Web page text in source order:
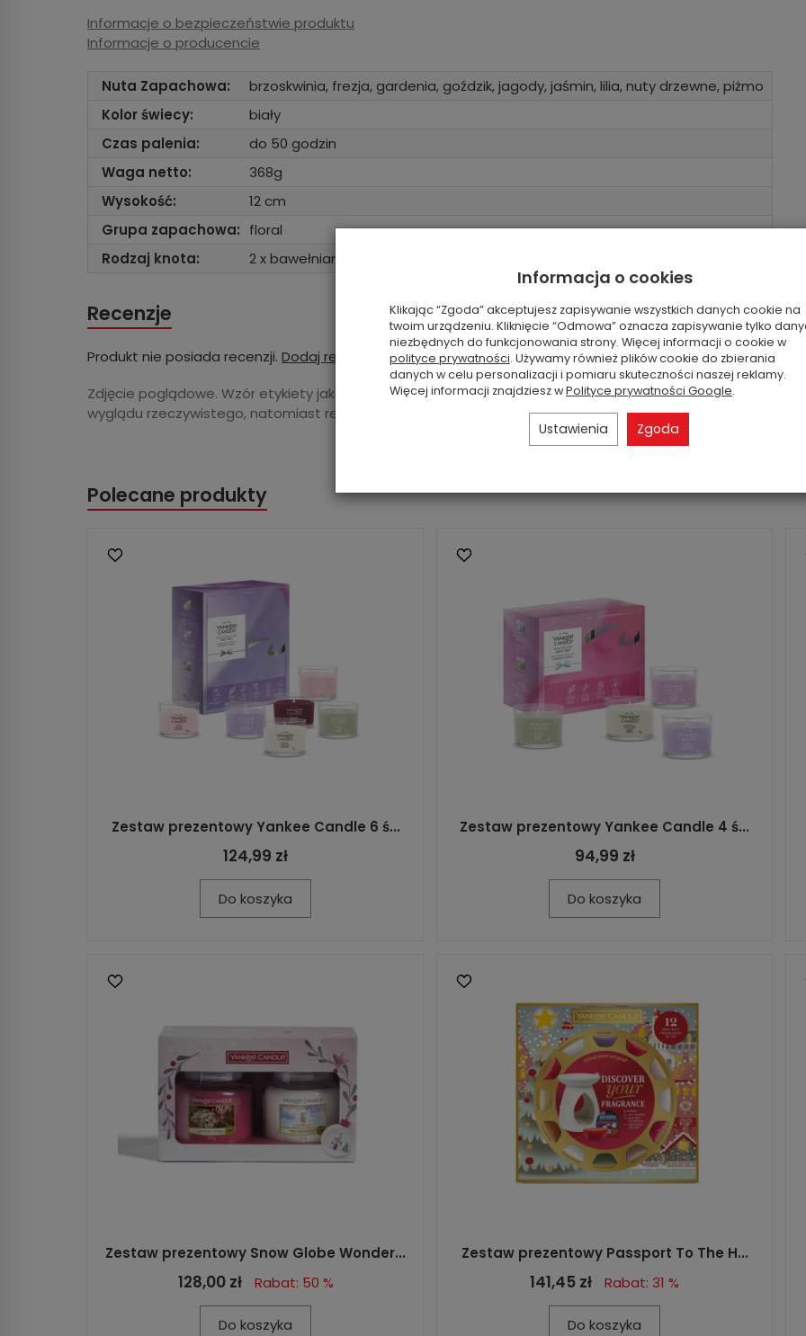
Informacje o bezpieczeństwie produktu
Informacje o producencie
Nuta Zapachowa:
brzoskwinia, frezja, gardenia, goździk, jagody, jaśmin, lilia, nuty drzewne, piżmo
Kolor świecy:
biały
Czas palenia:
do 50 godzin
Waga netto:
368g
Wysokość:
12 cm
Grupa zapachowa: floral
Rodzaj knota:
2 x bawełniany
Recenzje
Produkt nie posiada recenzji. Dodaj recenzję
Zdjęcie poglądowe. Wzór etykiety jak i odcień produktu na zdjęciu mogą się nieznacznie różnić od
wyglądu rzeczywistego, natomiast receptura i zapach zawsze bez zmian.
Polecane produkty
Zestaw prezentowy Yankee Candle 6 ś...
124,99 zł
Do koszyka
Zestaw prezentowy Yankee Candle 4 ś...
94,99 zł
Do koszyka
Zestaw prezentowy Snow Globe Wonder...
128,00 zł Rabat: 50 %
Do koszyka
Zestaw prezentowy Passport To The H...
141,45 zł Rabat: 31 %
Do koszyka
Informacja o cookies
Klikając “Zgoda” akceptujesz zapisywanie wszystkich danych cookie na
twoim urządzeniu. Kliknięcie “Odmowa” oznacza zapisywanie tylko
niezbędnych do funkcjonowania strony. Więcej informacji o cookie w
polityce prywatności. Używamy również plików cookie do zbierania
danych w celu personalizacji i pomiaru skuteczności naszej reklamy.
Więcej informacji znajdziesz wPolityce prywatności Google.
Ustawienia Zgoda